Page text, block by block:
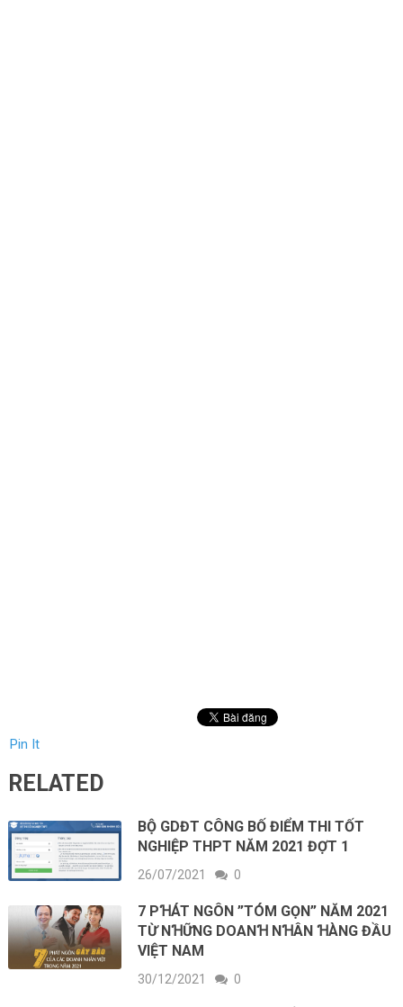
Pin It
RELATED
BỘ GDĐT CÔNG BỐ ĐIỂM THI TỐT
NGHIỆP THPT NĂM 2021 ĐỢT 1
26/07/2021 0
7 PꞪÁT NGÔN ”TÓM GỌN” NĂM 2021
TỪ NꞪỮNG DOANꞪ NꞪÂN ꞪÀNG ĐẦU
VIỆT NAM
30/12/2021 0